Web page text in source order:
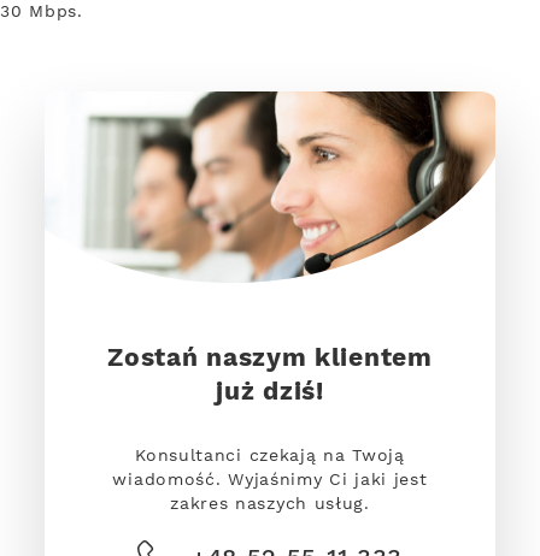
30 Mbps.
Zostań naszym klientem
już dziś!
Konsultanci czekają na Twoją
wiadomość. Wyjaśnimy Ci jaki jest
zakres naszych usług.